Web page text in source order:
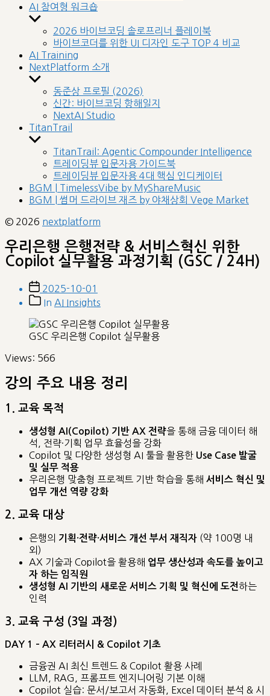
AI 참여형 워크숍
Show
sub
menu
2026 바이브코딩 솔로프리너 플레이북
바이브코더를 위한 UI 디자인 도구 TOP 4 비교
AI Training
NextPlatform 소개
Show
sub
menu
동준상 프로필 (2026)
신간: 바이브코딩 항해일지
NextAI Studio
TitanTrail
Show
sub
menu
TitanTrail: Agentic Compounder Intelligence
트레이딩뷰 입문자용 가이드북
트레이딩뷰 입문자용 4대 핵심 인디케이터
BGM | TimelessVibe by MyShareMusic
BGM | 썸머 드라이브 재즈 by 야채상회 Vege Market
© 2026 nextplatform
우리은행 은행전략 & 서비스혁신 위한
Copilot 실무활용 과정기획 (GSC / 24H)
Post
date
2025-10-01
PostIn AI Insights
GSC 우리은행 Copilot 실무활용
Views: 566
강의 주요 내용 정리
1. 교육 목적
생성형 AI(Copilot) 기반 AX 전략을 통해 금융 데이터 해
석, 전략·기획 업무 효율성을 강화
Copilot 및 다양한 생성형 AI 툴을 활용한 Use Case 발굴
및 실무 적용
우리은행 맞춤형 프로젝트 기반 학습을 통해 서비스 혁신 및
업무 개선 역량 강화
2. 교육 대상
은행의 기획·전략·서비스 개선 부서 재직자 (약 100명 내
외)
AX 기술과 Copilot을 활용해 업무 생산성과 속도를 높이고
자 하는 임직원
생성형 AI 기반의 새로운 서비스 기획 및 혁신에 도전하는
인력
3. 교육 구성 (3일 과정)
DAY 1 – AX 리터러시 & Copilot 기초
금융권 AI 최신 트렌드 & Copilot 활용 사례
LLM, RAG, 프롬프트 엔지니어링 기본 이해
Copilot 실습: 문서/보고서 자동화, Excel 데이터 분석 & 시